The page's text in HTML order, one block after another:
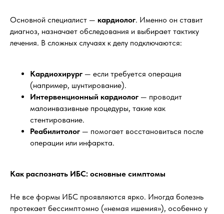
Основной специалист — кардиолог. Именно он ставит
диагноз, назначает обследования и выбирает тактику
лечения. В сложных случаях к делу подключаются:
Кардиохирург — если требуется операция
(например, шунтирование).
Интервенционный кардиолог — проводит
малоинвазивные процедуры, такие как
стентирование.
Реабилитолог — помогает восстановиться после
операции или инфаркта.
Как распознать ИБС: основные симптомы
Не все формы ИБС проявляются ярко. Иногда болезнь
протекает бессимптомно («немая ишемия»), особенно у